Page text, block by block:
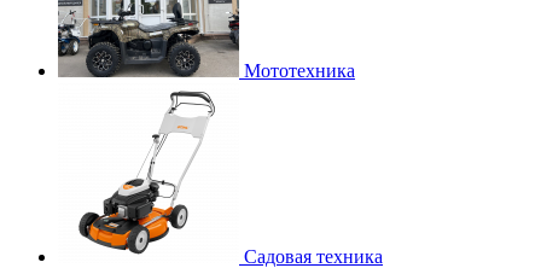
Мототехника
Садовая техника